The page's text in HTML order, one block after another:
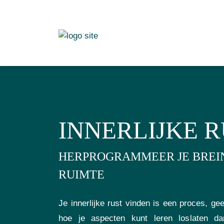
INNERLIJKE
HERPROGRAMMEER JE
RUIMTE
Je innerlijke rust vinden is een proces,
hoe je aspecten kunt leren loslaten